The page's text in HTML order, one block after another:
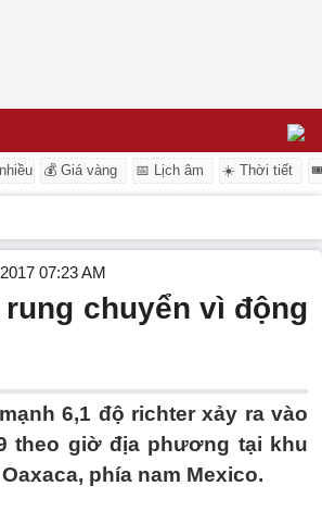
💰 Giá vàng 📅 Lịch âm ☀️ Thời tiết
07:23 AM
chuyển vì động
6,1 độ richter xảy ra vào
theo giờ địa phương tại khu
phía nam Mexico.